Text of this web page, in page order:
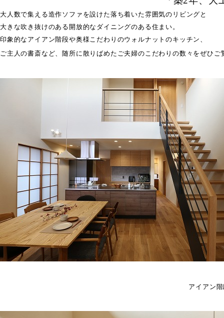
大人数で集える造作ソファを設けた落ち着いた雰囲気のリビングと
大きな吹き抜けのある開放的なダイニングのある住まい。
印象的なアイアン階段や奥様こだわりのウォルナットのキッチン、
ご主人の書斎など、随所に散りばめたご夫婦のこだわりの数々をぜひご
アイアン